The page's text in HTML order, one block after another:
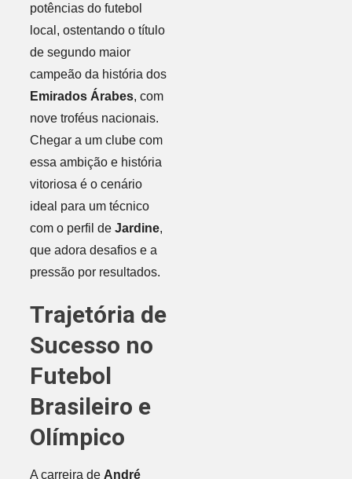
potências do futebol
local, ostentando o título
de segundo maior
campeão da história dos
Emirados Árabes, com
nove troféus nacionais.
Chegar a um clube com
essa ambição e história
vitoriosa é o cenário
ideal para um técnico
com o perfil de Jardine,
que adora desafios e a
pressão por resultados.
Trajetória de
Sucesso no
Futebol
Brasileiro e
Olímpico
A carreira de André